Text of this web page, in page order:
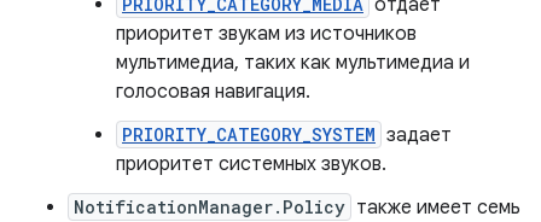
отдает
приоритет звукам из источников
мультимедиа, таких как мультимедиа и
голосовая навигация.
PRIORITY_CATEGORY_SYSTEM задает
приоритет системных звуков.
NotificationManager.Policy также имеет семь